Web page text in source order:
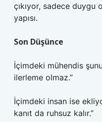
çıkıyor, sadece duygu
yapısı.
Son Düşünce
İçimdeki mühendis
ilerleme olmaz.”
İçimdeki insan ise
kanıt da ruhsuz kalır.”